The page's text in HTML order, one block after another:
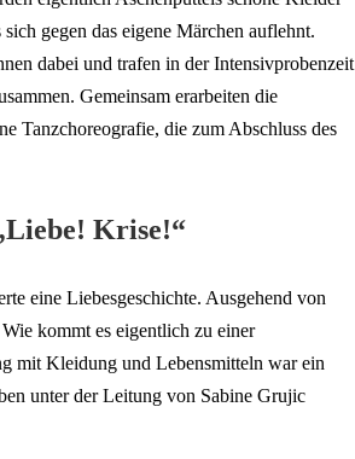
gegen das eigene Märchen auflehnt.
dabei und trafen in der Intensivprobenzeit
Gemeinsam erarbeiten die
Tanzchoreografie, die zum Abschluss des
Krise!“
eine Liebesgeschichte. Ausgehend von
kommt es eigentlich zu einer
mit Kleidung und Lebensmitteln war ein
unter der Leitung von Sabine Grujic